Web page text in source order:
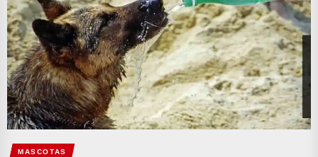
MASCOTAS